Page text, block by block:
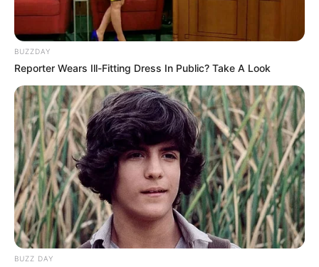
BUZZDAY
Reporter Wears Ill-Fitting Dress In Public? Take A Look
BUZZ DAY